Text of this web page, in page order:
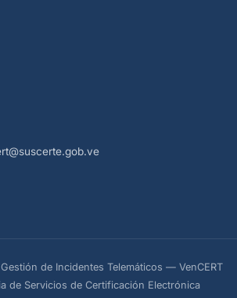
de Incidentes Telemáticos — VenCERT
de Servicios de Certificación Electrónica